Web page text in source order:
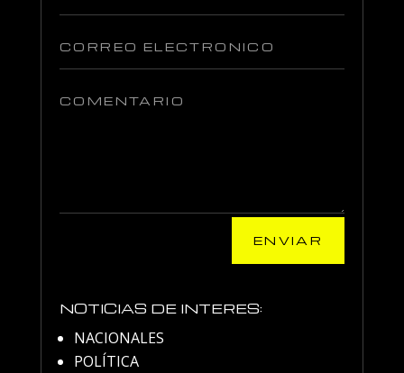
ENVIAR
NOTICIAS DE INTERES:
NACIONALES
POLÍTICA